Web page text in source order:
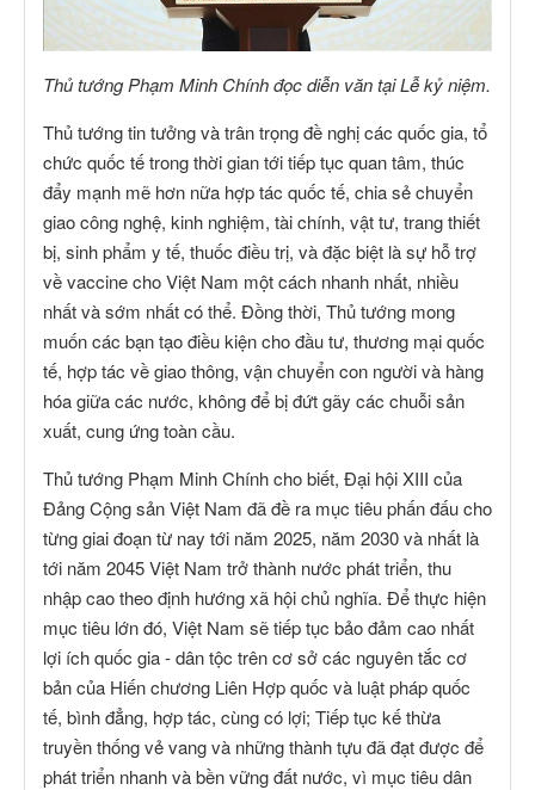
Thủ tướng Phạm Minh Chính đọc diễn văn tại Lễ kỷ niệm.
Thủ tướng tin tưởng và trân trọng đề nghị các quốc gia, tổ
chức quốc tế trong thời gian tới tiếp tục quan tâm, thúc
đẩy mạnh mẽ hơn nữa hợp tác quốc tế, chia sẻ chuyển
giao công nghệ, kinh nghiệm, tài chính, vật tư, trang thiết
bị, sinh phẩm y tế, thuốc điều trị, và đặc biệt là sự hỗ trợ
về vaccine cho Việt Nam một cách nhanh nhất, nhiều
nhất và sớm nhất có thể. Đồng thời, Thủ tướng mong
muốn các bạn tạo điều kiện cho đầu tư, thương mại quốc
tế, hợp tác về giao thông, vận chuyển con người và hàng
hóa giữa các nước, không để bị đứt gãy các chuỗi sản
xuất, cung ứng toàn cầu.
Thủ tướng Phạm Minh Chính cho biết, Đại hội XIII của
Đảng Cộng sản Việt Nam đã đề ra mục tiêu phấn đấu cho
từng giai đoạn từ nay tới năm 2025, năm 2030 và nhất là
tới năm 2045 Việt Nam trở thành nước phát triển, thu
nhập cao theo định hướng xã hội chủ nghĩa. Để thực hiện
mục tiêu lớn đó, Việt Nam sẽ tiếp tục bảo đảm cao nhất
lợi ích quốc gia - dân tộc trên cơ sở các nguyên tắc cơ
bản của Hiến chương Liên Hợp quốc và luật pháp quốc
tế, bình đẳng, hợp tác, cùng có lợi; Tiếp tục kế thừa
truyền thống vẻ vang và những thành tựu đã đạt được để
phát triển nhanh và bền vững đất nước, vì mục tiêu dân